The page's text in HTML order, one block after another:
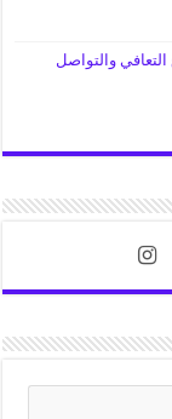
التعافي والتواصل